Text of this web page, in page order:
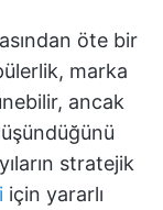
öte bir
marka
ancak
stratejik
için yararlı